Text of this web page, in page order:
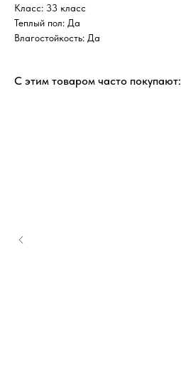
Класс: 33 класс
Теплый пол: Да
Влагостойкость: Да
С этим товаром часто покупают: